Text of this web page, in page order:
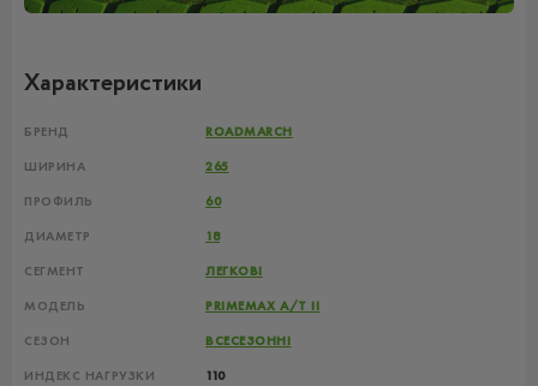
Характеристики
БРЕНД ROADMARCH
ШИРИНА 265
ПРОФИЛЬ 60
ДИАМЕТР 18
СЕГМЕНТ ЛЕГКОВІ
МОДЕЛЬ PRIMEMAX A/T II
СЕЗОН ВСЕСЕЗОННІ
ИНДЕКС НАГРУЗКИ 110